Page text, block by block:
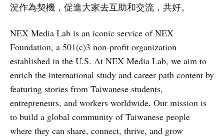
況作為契機，促進大家去互助和交流，共好。
NEX Media Lab is an iconic service of NEX
Foundation, a 501(c)3 non-profit organization
established in the U.S. At NEX Media Lab, we aim to
enrich the international study and career path content by
featuring stories from Taiwanese students,
entrepreneurs, and workers worldwide. Our mission is
to build a global community of Taiwanese people
where they can share, connect, thrive, and grow